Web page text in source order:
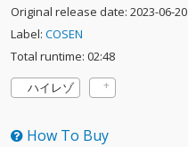
Original release date: 2023-06-20
Label: COSEN
Total runtime: 02:48
ハイレゾ
How To Buy